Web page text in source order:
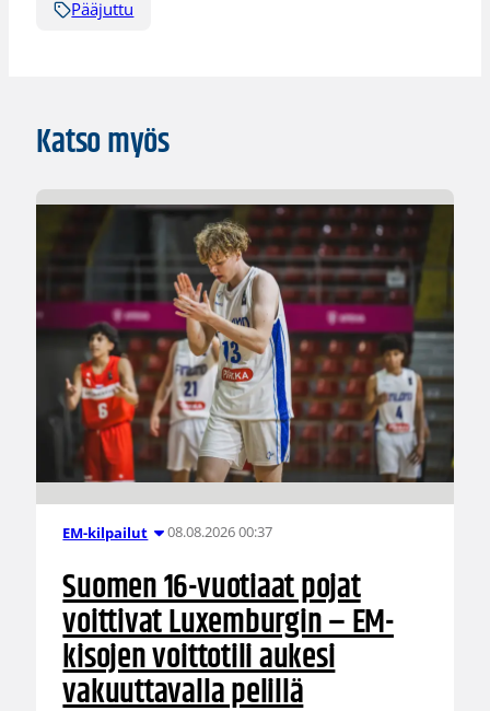
Pääjuttu
Katso myös
EM-kilpailut 08.08.2026 00:37
Suomen 16-vuotiaat pojat
voittivat Luxemburgin – EM-
kisojen voittotili aukesi
vakuuttavalla pelillä